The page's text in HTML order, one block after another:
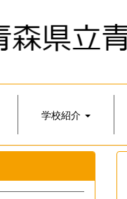
学校紹介